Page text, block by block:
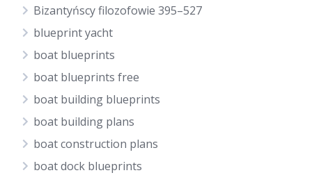
Bizantyńscy filozofowie 395–527
blueprint yacht
boat blueprints
boat blueprints free
boat building blueprints
boat building plans
boat construction plans
boat dock blueprints